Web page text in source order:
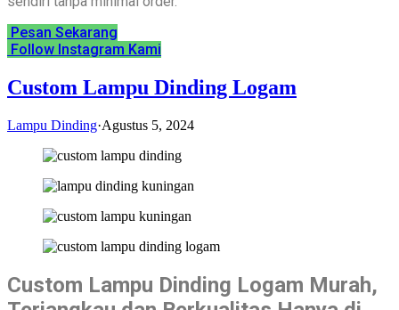
Pesan Sekarang
Follow Instagram Kami
Custom Lampu Dinding Logam
Lampu Dinding·Agustus 5, 2024
Custom Lampu Dinding Logam Murah,